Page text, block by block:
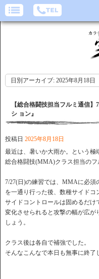
日別アーカイブ: 2025年8月18日
【総合格闘技担当フルミ通信
シ ョン』
投稿日 2025年8月18日
最近は、暑いか大雨か。という極
総合格闘技(MMA)クラス担当のフ
7/27(日)の練習では、MMAに必須
を一通り行った後、数種サイドコ
サイドコントロールは固めるだけ
変化させられると攻撃の幅が広が
しょう。
クラス後は各自で補強でした。
そんなこんなで本日も無事に終了